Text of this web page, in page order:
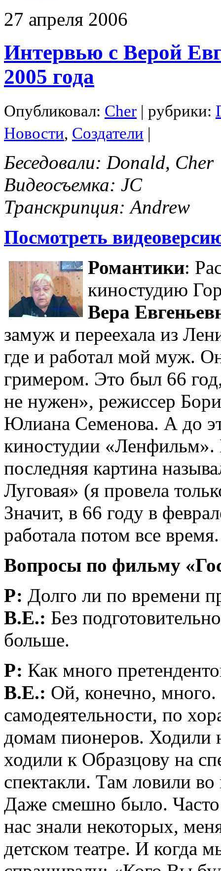
27 апреля 2006
Интервью с Верой
2005 года
Опубликовал: Cher | рубрики:
Новости, Создатели |
Беседовали: Donald, Cher
Видеосъемка: JC
Транскрипция: Andrew
Посмотреть
Романтики:
киностудию
Вера
замуж и переехала из
где и работал мой муж.
гримером. Это был 66
не нужен», режиссер
Юлиана Семенова. А до
киностудии
последняя картина
Луговая» (я провела
Значит, в 66 году в
работала потом все время.
Вопросы по фильму
Р: Долго ли по времени
В.Е.: Без
больше.
Р: Как много
В.Е.: Ой, конечно,
самодеятельности, по
домам пионеров. Ходили
ходили к Образцову на
спектакли. Там ловили во
Даже смешно было.
нас знали некоторых,
детском театре. И когда